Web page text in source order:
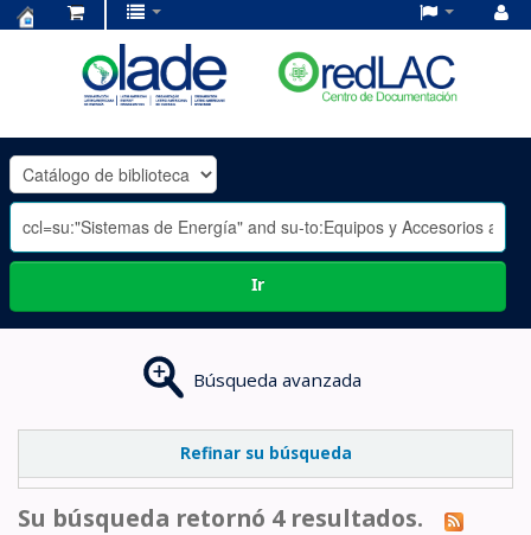
OLADE
-
Ir
Búsqueda avanzada
Refinar su búsqueda
Su búsqueda retornó 4 resultados.